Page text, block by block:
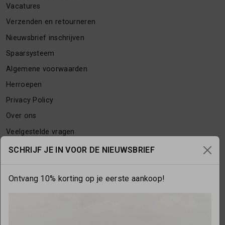
Vacatures
Verzenden en retourneren
Nieuwsbrief inschrijven
Spaarsysteem
Algemene voorwaarden
Herroepen
Privacy Policy
Over ons
Veelgestelde vragen
Contact
OPENINGSTIJDEN
SCHRIJF JE IN VOOR DE NIEUWSBRIEF
Ontvang 10% korting op je eerste aankoop!